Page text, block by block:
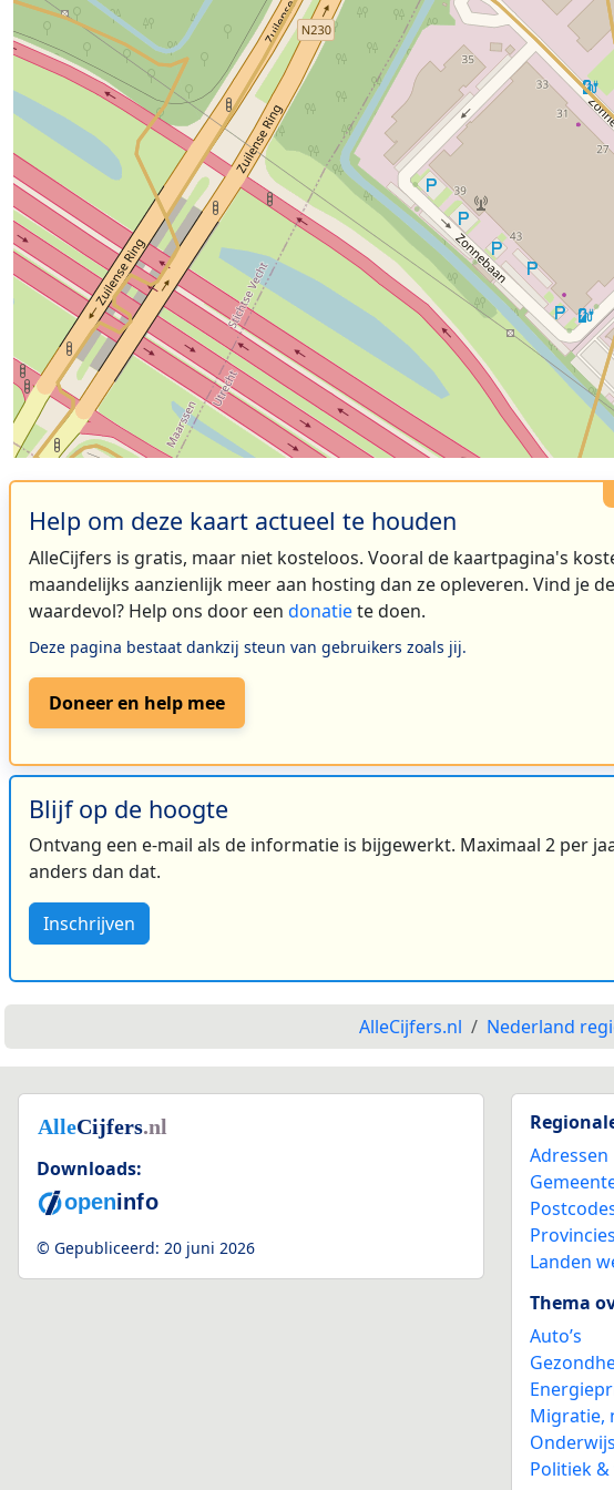
Help om deze kaart actueel te houden
AlleCijfers is gratis, maar niet kosteloos. Vooral de kaartpagina's
maandelijks aanzienlijk meer aan hosting dan ze opleveren. Vind je
waardevol? Help ons door een donatiete doen.
Deze pagina bestaat dankzij steun van gebruikers zoals jij.
Doneer en help mee
Blijf op de hoogte
Ontvang een e-mail als de informatie is bijgewerkt. Maximaal 2 per
anders dan dat.
Inschrijven
AlleCijfers.nl Nederland
Downloads:
© Gepubliceerd: 20 juni 2026
Adressen
Provincies
Landen
Thema
Auto’s
Migratie,
Onderwijs
Politiek